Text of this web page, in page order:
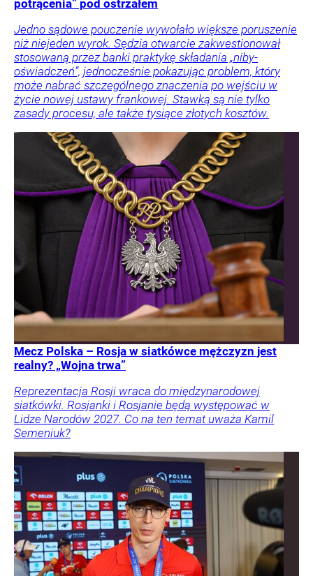
potrącenia” pod ostrzałem
Jedno sądowe pouczenie wywołało większe poruszenie
niż niejeden wyrok. Sędzia otwarcie zakwestionował
stosowaną przez banki praktykę składania „niby-
oświadczeń”, jednocześnie pokazując problem, który
może nabrać szczególnego znaczenia po wejściu w
życie nowej ustawy frankowej. Stawką są nie tylko
zasady procesu, ale także tysiące złotych kosztów.
Mecz Polska – Rosja w siatkówce mężczyzn jest
realny? „Wojna trwa”
Reprezentacja Rosji wraca do międzynarodowej
siatkówki. Rosjanki i Rosjanie będą występować w
Lidze Narodów 2027. Co na ten temat uważa Kamil
Semeniuk?